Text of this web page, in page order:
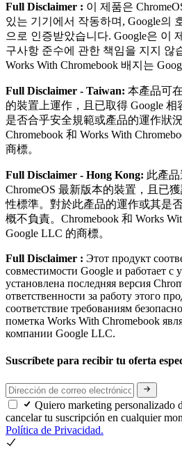
Full Disclaimer : 이 제품은
있는 기기에서 작동하며, Google의
으로 인증받았습니다. Google은 이
구사항 준수에 관한 책임을 지지 않
Works With Chromebook 배지는
Full Disclaimer - Taiwan: 本產品可
的裝置上運作，且已取得 Google
是否合乎安全規範或產品的運作狀況
Chromebook 和 Works With
商標。
Full Disclaimer - Hong Kong: 此產
ChromeOS 最新版本的裝置，且已
性標準。對於此產品的運作或其是
概不負責。Chromebook 和 Works
Google LLC 的商標。
Full Disclaimer : Этот продукт
совместимости Google и работает с
установлена последняя версия
ответственности за работу этого
соответствие требованиям
пометка Works With Chromebook
компании Google LLC.
Suscríbete para recibir tu oferta
Quiero marketing personalizado
cancelar tu suscripción en cualquier
Política de Privacidad.